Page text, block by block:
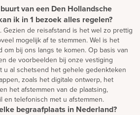
van een Den Hollandsche
ik in 1 bezoek alles regelen?
Gezien de reisafstand is het wel zo prettig
mogelijk af te stemmen. Wel is het
om bij ons langs te komen. Op basis van
de voorbeelden bij onze vestiging
u al schetsend het gehele gedenkteken
zoals het digitale ontwerp, het
het afstemmen van de plaatsing,
en telefonisch met u afstemmen.
begraafplaats in Nederland?